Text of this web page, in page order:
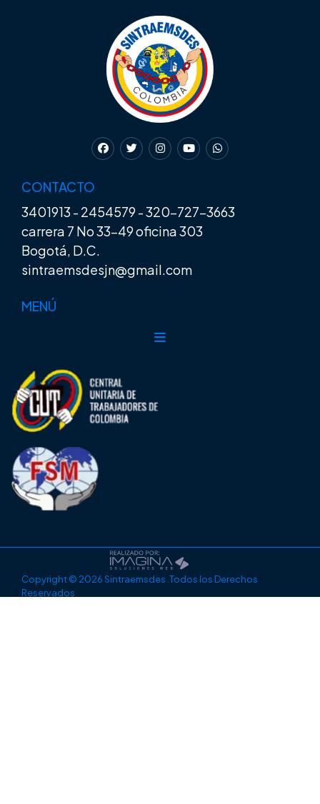
CONTACTO
3401913 - 2454579 -320-727-3663
carrera 7 No 33-49 oficina 303
Bogotá, D.C.
sintraemsdesjn@gmail.com
MENÚ
Copyright © 2026 Sintraemsdes .Todos los Derechos
Reservados